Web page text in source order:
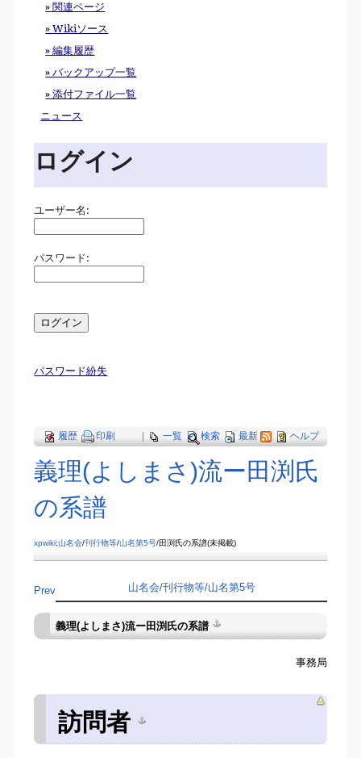
» 関連ページ
» Wikiソース
» 編集履歴
» バックアップ一覧
» 添付ファイル一覧
ニュース
ログイン
ユーザー名:
パスワード:
パスワード紛失
一覧 検索 最新 ヘルプ
履歴 印刷
義理(よしまさ)流ー田渕氏
の系譜
xpwiki:山名会/刊行物等/山名第5号/田渕氏の系譜(未掲載)
Prev 山名会​/刊行物等​/山名第5号
義理(よしまさ)流ー田渕氏の系譜
事務局
訪問者